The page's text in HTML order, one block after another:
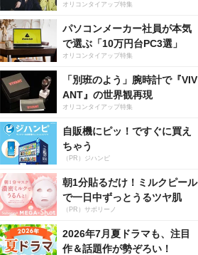
オリコンタイアップ特集
パソコンメーカー社員が本気
で選ぶ「10万円台PC3選」
オリコンタイアップ特集
「別班のよう」腕時計で『VIV
ANT』の世界観再現
オリコンタイアップ特集
自販機にピッ！ですぐに買え
ちゃう
（PR）ジハンピ
朝1分貼るだけ！ミルクピール
で一日中ずっとうるツヤ肌
（PR）サボリーノ
2026年7月夏ドラマも、注目
作＆話題作が勢ぞろい！